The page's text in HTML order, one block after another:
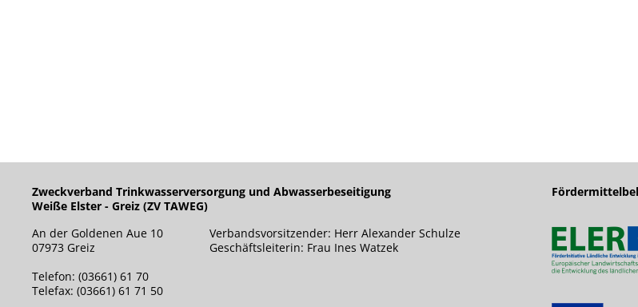
Zweckverband Trinkwasserversorgung und Abwasserbeseitigung
Weiße Elster - Greiz (ZV TAWEG)
An der Goldenen Aue 10
07973 Greiz
Telefon: (03661) 61 70
Telefax: (03661) 61 71 50
Verbandsvorsitzender: Herr Alexander Schulze
Geschäftsleiterin: Frau Ines Watzek